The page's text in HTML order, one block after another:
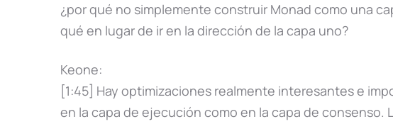
¿por qué no simplemente construir Monad como una
qué en lugar de ir en la dirección de la capa uno?
Keone:
[1:45] Hay optimizaciones realmente interesantes e
en la capa de ejecución como en la capa de consenso.